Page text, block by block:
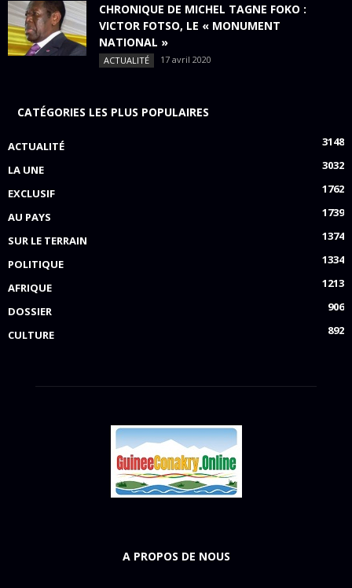
CHRONIQUE DE MICHEL TAGNE FOKO :
VICTOR FOTSO, LE « MONUMENT
NATIONAL »
ACTUALITÉ 17 avril 2020
CATÉGORIES LES PLUS POPULAIRES
ACTUALITÉ
3148
LA UNE
3032
EXCLUSIF
1762
AU PAYS
1739
SUR LE TERRAIN
1374
POLITIQUE
1334
AFRIQUE
1213
DOSSIER
906
CULTURE
892
A PROPOS DE NOUS